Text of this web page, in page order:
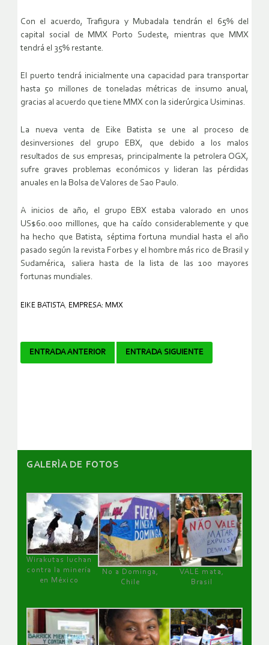
Con el acuerdo, Trafigura y Mubadala tendrán el 65% del
capital social de MMX Porto Sudeste, mientras que MMX
tendrá el 35% restante.
El puerto tendrá inicialmente una capacidad para transportar
hasta 50 millones de toneladas métricas de insumo anual,
gracias al acuerdo que tiene MMX con la siderúrgica Usiminas.
La nueva venta de Eike Batista se une al proceso de
desinversiones del grupo EBX, que debido a los malos
resultados de sus empresas, principalmente la petrolera OGX,
sufre graves problemas económicos y lideran las pérdidas
anuales en la Bolsa de Valores de Sao Paulo.
A inicios de año, el grupo EBX estaba valorado en unos
US$60.000 milllones, que ha caído considerablemente y que
ha hecho que Batista, séptima fortuna mundial hasta el año
pasado según la revista Forbes y el hombre más rico de Brasil y
Sudamérica, saliera hasta de la lista de las 100 mayores
fortunas mundiales.
EIKE BATISTA, EMPRESA: MMX
Navegador
ENTRADA ANTERIOR ENTRADA SIGUIENTE
GALERÌA DE FOTOS
Wirakutas luchan
contra la minería
en México
No a Dominga,
Chile
VALE mata,
Brasil